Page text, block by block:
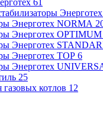
61
Энерготех
Энерготех NORMA
Энерготех OPTIMUM
Энерготех
Энерготех TOP 6
Энерготех
25
котлов 12